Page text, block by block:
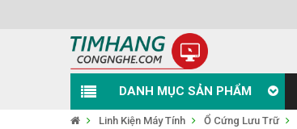
DANH MỤC SẢN PHẨM
Linh Kiện Máy Tính Ổ Cứng Lưu Trữ